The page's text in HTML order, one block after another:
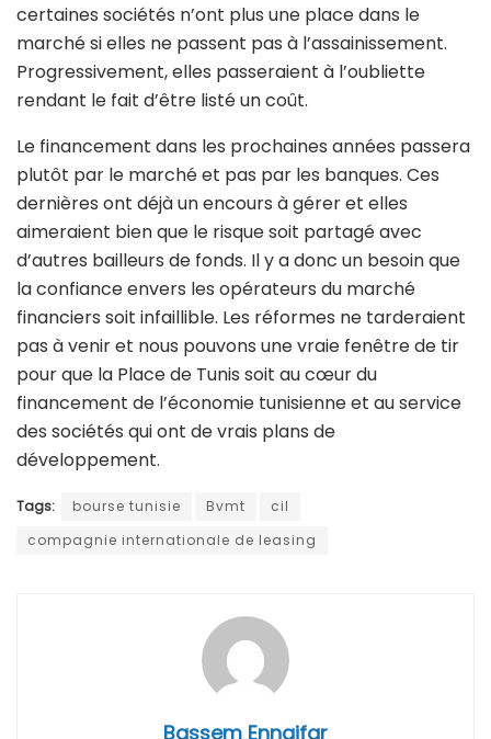
certaines sociétés n’ont plus une place dans le
marché si elles ne passent pas à l’assainissement.
Progressivement, elles passeraient à l’oubliette
rendant le fait d’être listé un coût.
Le financement dans les prochaines années passera
plutôt par le marché et pas par les banques. Ces
dernières ont déjà un encours à gérer et elles
aimeraient bien que le risque soit partagé avec
d’autres bailleurs de fonds. Il y a donc un besoin que
la confiance envers les opérateurs du marché
financiers soit infaillible. Les réformes ne tarderaient
pas à venir et nous pouvons une vraie fenêtre de tir
pour que la Place de Tunis soit au cœur du
financement de l’économie tunisienne et au service
des sociétés qui ont de vrais plans de
développement.
Tags: bourse tunisie Bvmt
cil
compagnie internationale de leasing
Bassem Ennaifar